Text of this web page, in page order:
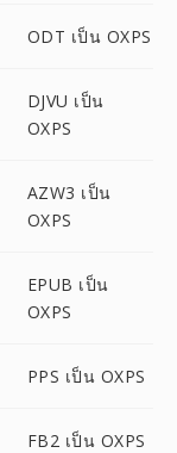
ODT เป็น OXPS
DJVU เป็น
OXPS
AZW3 เป็น
OXPS
EPUB เป็น
OXPS
PPS เป็น OXPS
FB2 เป็น OXPS